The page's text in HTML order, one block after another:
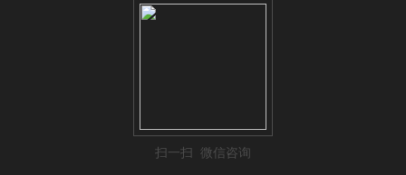
扫一扫 微信咨询